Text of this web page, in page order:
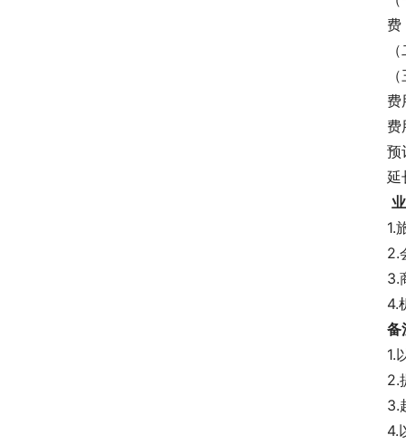
费
费
费
预
1.
2.
3.
4.
备
1.
2.
3.
4.